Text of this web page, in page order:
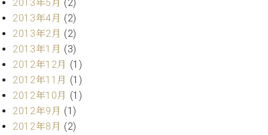
ー
サ
ー
ス
(
調
律
)
ア
2013年5月 (2)
2013年4月 (2)
2013年2月 (2)
2013年1月 (3)
2012年12月 (1)
2012年11月 (1)
2012年10月 (1)
2012年9月 (1)
2012年8月 (2)